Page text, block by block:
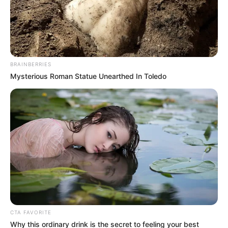
Suministrada
masato
Por:Tatty Umaña G.
Septiembre 14, 2025
BRAINBERRIES
Mysterious Roman Statue Unearthed In Toledo
CTA FAVORITE
Why this ordinary drink is the secret to feeling your best